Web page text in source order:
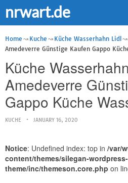
nrwart.de
Home Kuche Küche Wasserhahn Lidl
Amedeverre Günstige Kaufen Gappo
Küche
Amedeverre
Gappo Küche
KUCHE JANUARY 16, 2020
Notice: Undefined index: top in /var/
content/themes/silegan-wordpress-
theme/inc/themeson.core.php on